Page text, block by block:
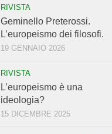
RIVISTA
Geminello Preterossi.
L’europeismo dei filosofi.
19 GENNAIO 2026
RIVISTA
L’europeismo è una
ideologia?
15 DICEMBRE 2025